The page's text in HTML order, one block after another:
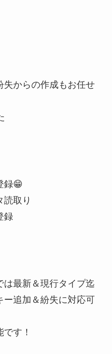
失からの作成もお任せ
録😁
取り
録
は最新＆現行タイプ迄
ー追加＆紛失に対応可
す！